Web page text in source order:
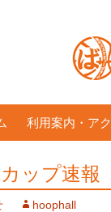
利用案内・ア
ップ速報
hoophall